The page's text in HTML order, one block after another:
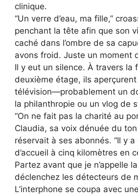
clinique.
“Un verre d’eau, ma fille,”
penchant la tête afin que son
caché dans l’ombre de sa
avons froid. Juste un moment
Il y eut un silence. À travers la
deuxième étage, ils aperçurent
télévision—probablement un
la philanthropie ou un vlog de
“On ne fait pas la charité au
Claudia, sa voix dénuée du ton
réservait à ses abonnés. “Il y a
d’accueil à cinq kilomètres en
Partez avant que je n’appelle
déclenchez les détecteurs de
L’interphone se coupa avec